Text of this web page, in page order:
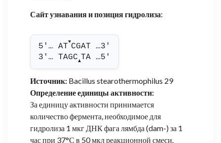
Сайт узнавания и позиция гидролиза:
5'… AT
▼
CGAT …3'
3'… TAGC▲TA …5'
Источник: Bacillus stearothermophilus 29
Определение единицы активности:
За единицу активности принимается
количество фермента, необходимое для
гидролиза 1 мкг ДНК фага лямбда (dam-) за 1
час при 37°С в 50 мкл реакционной смеси.